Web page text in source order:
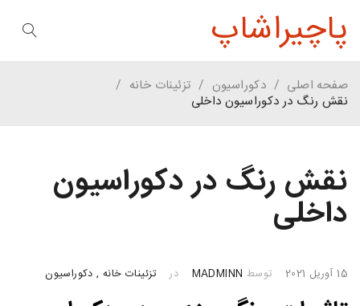
پاچیراشاپ
صفحه اصلی / دکوراسیون / تزئینات خانه /
نقش رنگ در دکوراسیون داخلی
نقش رنگ در دکوراسیون
داخلی
15 آوریل 2021 توسط MADMINN در تزئینات خانه, دکوراسیون